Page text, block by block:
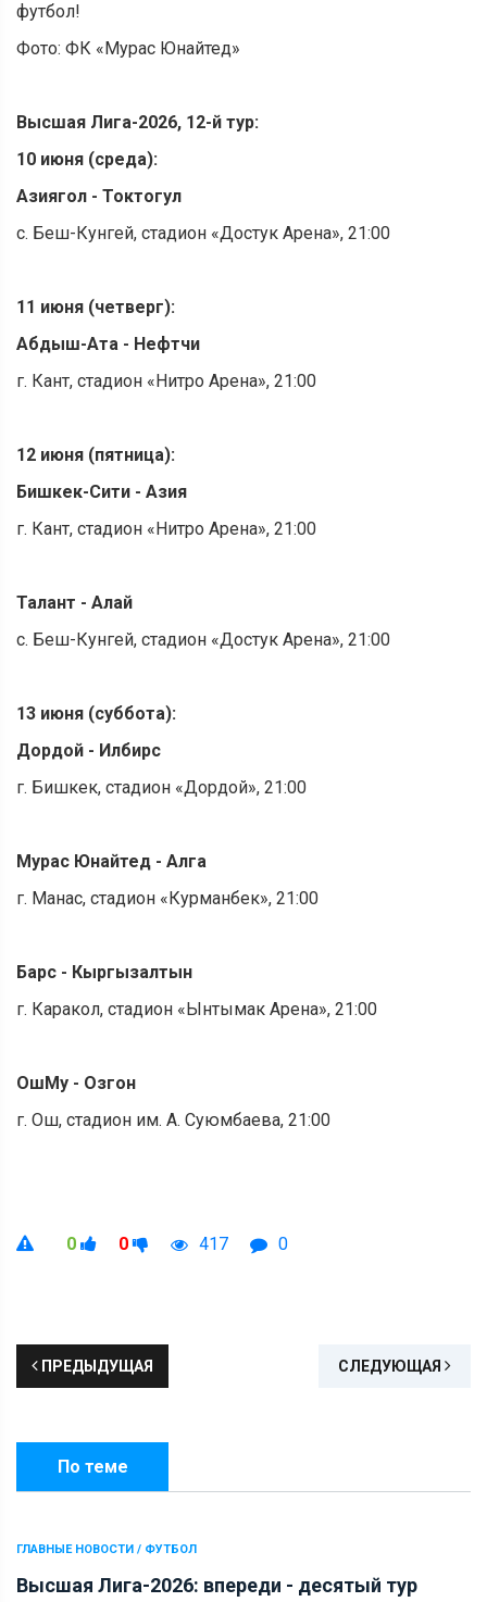
футбол!
Фото: ФК «Мурас Юнайтед»
Высшая Лига-2026, 12-й тур:
10 июня (среда):
Азиягол - Токтогул
с. Беш-Кунгей, стадион «Достук Арена», 21:00
11 июня (четверг):
Абдыш-Ата - Нефтчи
г. Кант, стадион «Нитро Арена», 21:00
12 июня (пятница):
Бишкек-Сити - Азия
г. Кант, стадион «Нитро Арена», 21:00
Талант - Алай
с. Беш-Кунгей, стадион «Достук Арена», 21:00
13 июня (суббота):
Дордой - Илбирс
г. Бишкек, стадион «Дордой», 21:00
Мурас Юнайтед - Алга
г. Манас, стадион «Курманбек», 21:00
Барс - Кыргызалтын
г. Каракол, стадион «Ынтымак Арена», 21:00
ОшМу - Озгон
г. Ош, стадион им. А. Суюмбаева, 21:00
0 0 417 0
ПРЕДЫДУЩАЯ СЛЕДУЮЩАЯ
По теме
ГЛАВНЫЕ НОВОСТИ / ФУТБОЛ
Высшая Лига-2026: впереди - десятый тур